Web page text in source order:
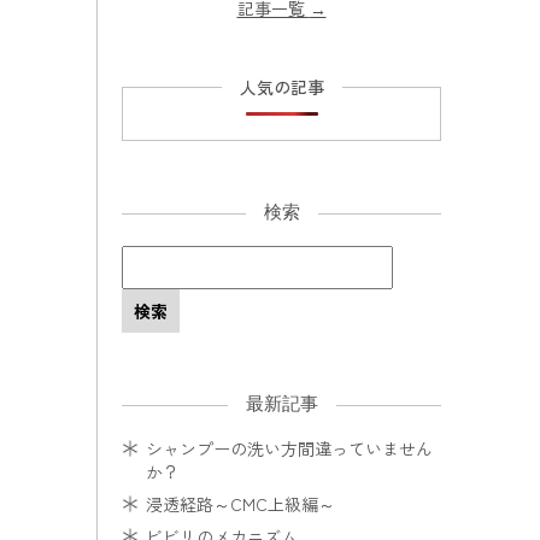
記事一覧 →
人気の記事
検索
最新記事
シャンプーの洗い方間違っていません
か？
浸透経路～CMC上級編～